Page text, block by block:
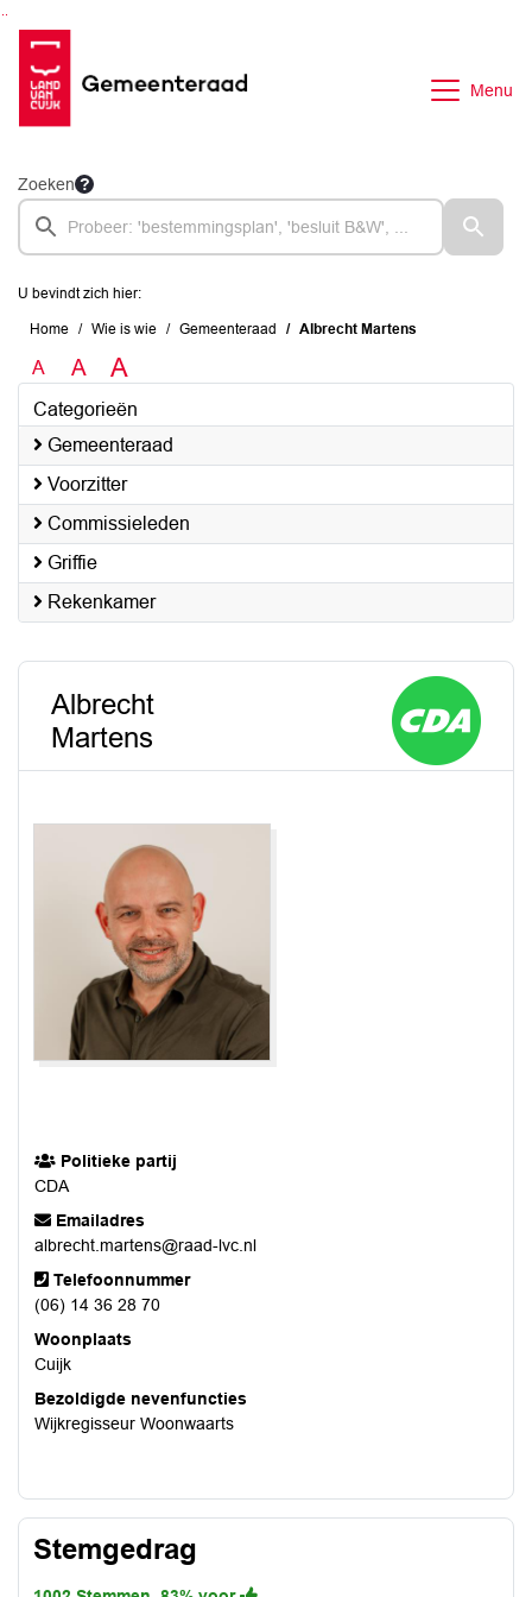
Menu
Zoeken
U bevindt zich hier:
Home Wie is wie Gemeenteraad Albrecht Martens
A A A
Categorieën
Gemeenteraad
Voorzitter
Commissieleden
Griffie
Rekenkamer
Albrecht
Martens
Politieke partij
CDA
Emailadres
albrecht.martens@raad-lvc.nl
Telefoonnummer
(06) 14 36 28 70
Woonplaats
Cuijk
Bezoldigde nevenfuncties
Wijkregisseur Woonwaarts
Stemgedrag